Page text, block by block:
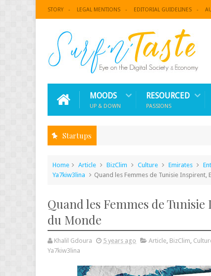
STORY LEGAL MENTIONS EDITORIAL GUIDELINES
MOODS
UP & DOWN
RESOURCED
PASSIONS
Startups
Home Article BizClim Culture Emirates
Ya7kiw3lina
Quand les Femmes de Tunisie
Quand les Femmes de
du Monde
Khalil Gdoura 5 years ago Article, BizClim,
Ya7kiw3lina